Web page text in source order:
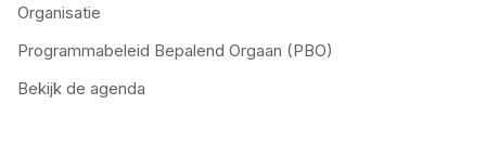
Organisatie
Programmabeleid Bepalend Orgaan (PBO)
Bekijk de agenda